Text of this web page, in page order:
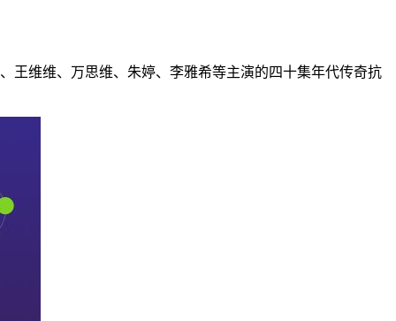
王维维、万思维、朱婷、李雅希等主演的四十集年代传奇抗